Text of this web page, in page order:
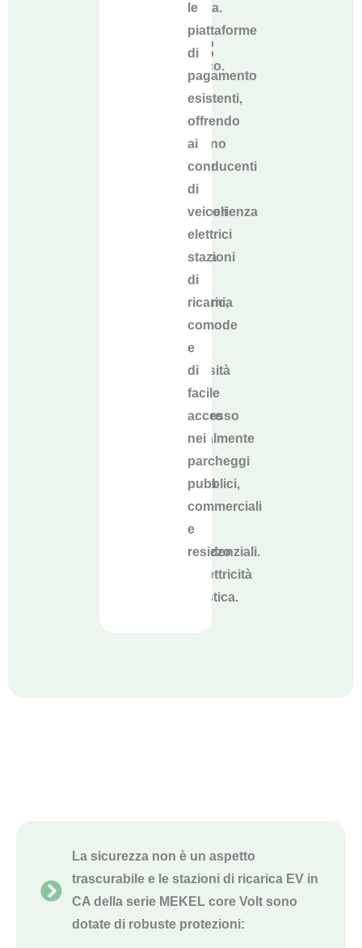
consumo
energetico.
sistema.
questo
modo
utenti
possono
godere
un'esperienza
ricarica
senza
problemi,
senza
necessità
regolare
manualmente
ricarica
base
all'utilizzo
dell'elettricità
domestica.
le
piattaforme
di
pagamento
esistenti,
offrendo
ai
conducenti
di
veicoli
elettrici
stazioni
di
ricarica
comode
e
di
facile
accesso
nei
parcheggi
pubblici,
commerciali
e
residenziali.
La sicurezza non è un aspetto
trascurabile e le stazioni di ricarica EV in
CA della serie MEKEL core Volt sono
dotate di robuste protezioni: